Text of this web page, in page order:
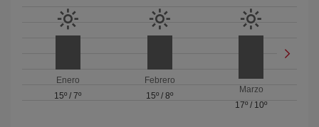
Enero
15º /7º
Febrero
15º / 8º
Marzo
17º / 10º